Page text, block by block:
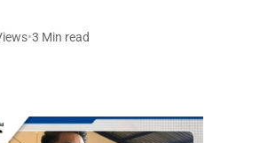
•3 Min read